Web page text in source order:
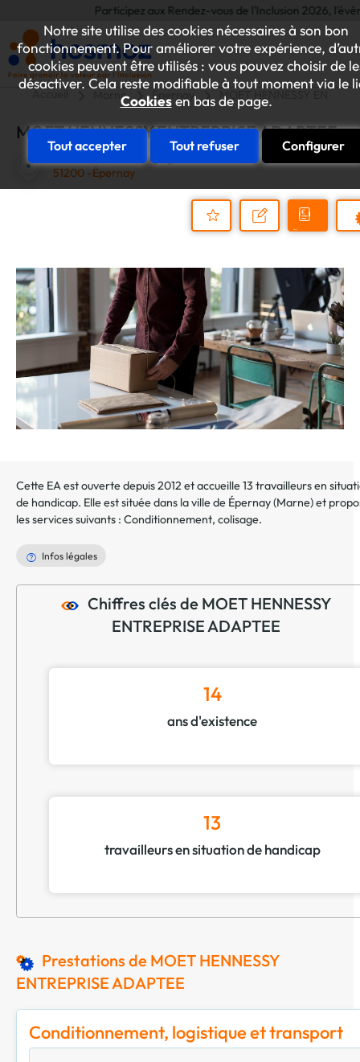
Notre site utilise des cookies nécessaires à son bon
fonctionnement. Pour améliorer votre expérience,
cookies peuvent être utilisés : vous pouvez choisir de
désactiver. Cela reste modifiable à tout moment via le
Cookiesen bas de page.
Tout accepter Tout refuser Configurer
Participez aux Rendez-vous de l'Inclusion 2026,
Accueil Marne Épernay MOET HENNESSY
MOET HENNESSY ENTREPRISE ADAPTEE
30 avenue de Champagne
51200 -Épernay
au
dossier
Nous
Demander
Cette EA est ouverte depuis 2012 et accueille 13 travailleurs en
de handicap. Elle est située dans la ville de Épernay(Marne) et
les services suivants : Conditionnement, colisage.
Infos légales
Chiffres clés de MOET HENNESSY
ENTREPRISE ADAPTEE
14
ans d'existence
13
travailleurs en situation de handicap
Prestations de MOET HENNESSY
ENTREPRISE ADAPTEE
Conditionnement, logistique et transport